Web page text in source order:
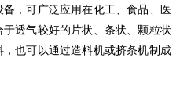
，可广泛应用在化工、食品、医
透气较好的片状、条状、颗粒状
也可以通过造料机或挤条机制成